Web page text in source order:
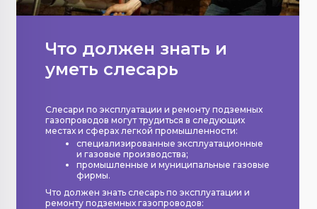
Что должен знать и
уметь слесарь
Слесари по эксплуатации и ремонту подземных
газопроводов могут трудиться в следующих
местах и сферах легкой промышленности:
специализированные эксплуатационные
и газовые производства;
промышленные и муниципальные газовые
фирмы.
Что должен знать слесарь по эксплуатации и
ремонту подземных газопроводов: